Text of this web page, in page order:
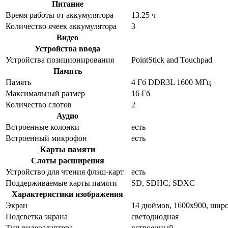
Питание
Время работы от аккумулятора
13.25 ч
Количество ячеек аккумулятора
3
Видео
Устройства ввода
Устройства позиционирования
PointStick and Touchpad
Память
Память
4 Гб DDR3L 1600 МГц
Максимальный размер
16 Гб
Количество слотов
2
Аудио
Встроенные колонки
есть
Встроенный микрофон
есть
Карты памяти
Слоты расширения
Устройство для чтения флэш-карт
есть
Поддерживаемые карты памяти
SD, SDHC, SDXC
Характеристики изображения
Экран
14 дюймов, 1600x900,
Подсветка экрана
светодиодная